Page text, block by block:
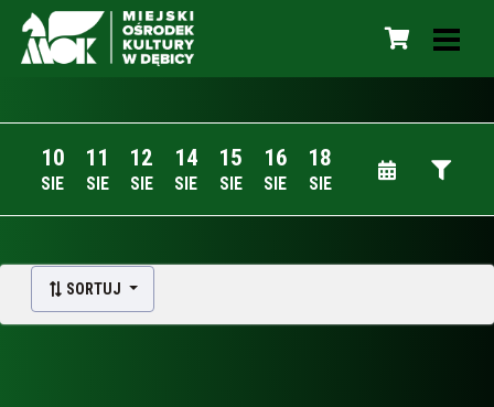
10
SIE
11
SIE
12
SIE
14
SIE
15
SIE
16
SIE
18
SIE
SORTUJ